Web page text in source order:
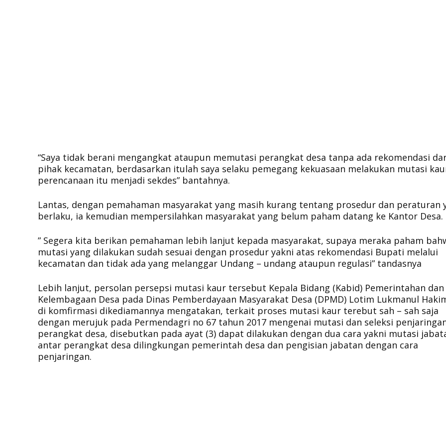
“Saya tidak berani mengangkat ataupun memutasi perangkat desa tanpa ada rekomendasi
pihak kecamatan, berdasarkan itulah saya selaku pemegang kekuasaan melakukan mutasi
perencanaan itu menjadi sekdes” bantahnya.
Lantas, dengan pemahaman masyarakat yang masih kurang tentang prosedur dan peraturan
berlaku, ia kemudian mempersilahkan masyarakat yang belum paham datang ke Kantor Desa.
” Segera kita berikan pemahaman lebih lanjut kepada masyarakat, supaya meraka paham
mutasi yang dilakukan sudah sesuai dengan prosedur yakni atas rekomendasi Bupati melalui
kecamatan dan tidak ada yang melanggar Undang – undang ataupun regulasi” tandasnya
Lebih lanjut, persolan persepsi mutasi kaur tersebut Kepala Bidang (Kabid) Pemerintahan dan
Kelembagaan Desa pada Dinas Pemberdayaan Masyarakat Desa (DPMD) Lotim Lukmanul
di komfirmasi dikediamannya mengatakan, terkait proses mutasi kaur terebut sah – sah saja
dengan merujuk pada Permendagri no 67 tahun 2017 mengenai mutasi dan seleksi
perangkat desa, disebutkan pada ayat (3) dapat dilakukan dengan dua cara yakni mutasi
antar perangkat desa dilingkungan pemerintah desa dan pengisian jabatan dengan cara
penjaringan.